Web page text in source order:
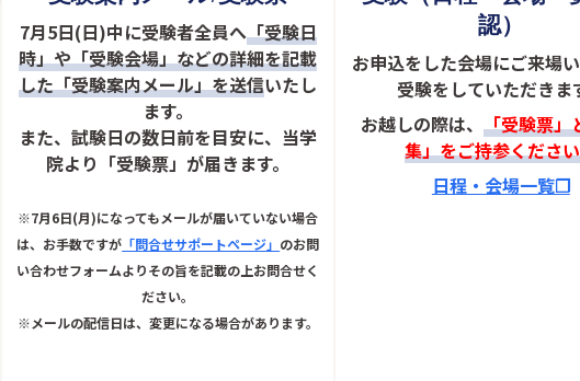
7月5日(日)中に受験者全員へ「受験日
時」や「受験会場」などの詳細を記載
した「受験案内メール」を送信いたし
ます。
また、試験日の数日前を目安に、当学
院より「受験票」が届きます。
※7月6日(月)になってもメールが届いていない場合
は、お手数ですが 「問合せサポートページ」 のお問
い合わせフォームよりその旨を記載の上お問合せく
ださい。
※メールの配信日は、変更になる場合があります。
認）
お申込をした会場にご来場い
受験をしていただきま
お越しの際は、 「受験票」
集」をご持参くださ
日程・会場一覧❐